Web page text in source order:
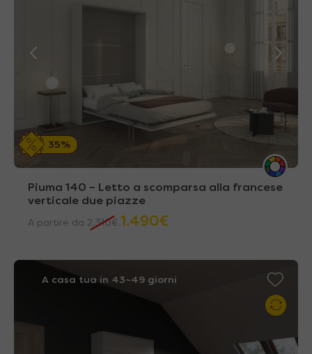
35%
Piuma 140 – Letto a scomparsa alla francese
verticale due piazze
A partire da 2.310€ 1.490€
A casa tua in 43~49 giorni